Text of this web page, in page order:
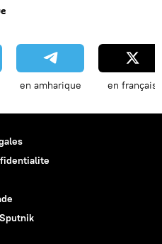
en amharique en français